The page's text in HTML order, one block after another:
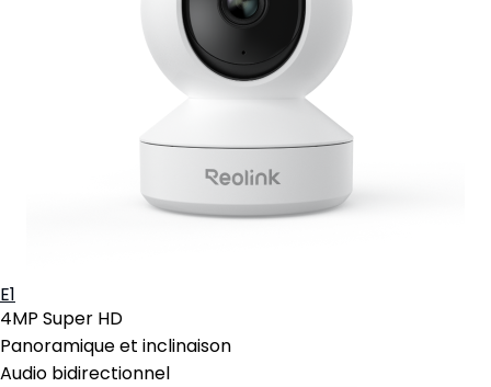
E1
4MP Super HD
Panoramique et inclinaison
Audio bidirectionnel